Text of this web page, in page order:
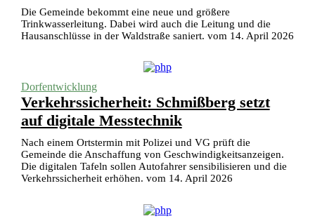
Die Gemeinde bekommt eine neue und größere
Trinkwasserleitung. Dabei wird auch die Leitung und die
Hausanschlüsse in der Waldstraße saniert. vom 14. April 2026
Dorfentwicklung
Verkehrssicherheit: Schmißberg setzt
auf digitale Messtechnik
Nach einem Ortstermin mit Polizei und VG prüft die
Gemeinde die Anschaffung von Geschwindigkeitsanzeigen.
Die digitalen Tafeln sollen Autofahrer sensibilisieren und die
Verkehrssicherheit erhöhen. vom 14. April 2026